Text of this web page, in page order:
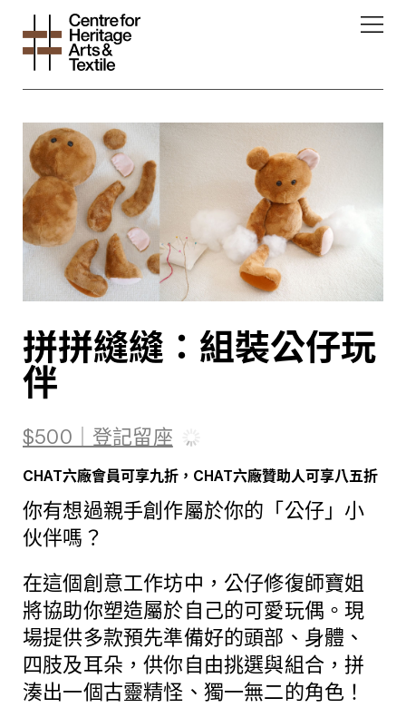
拼拼縫縫：組裝公仔玩
伴
$500｜登記留座
CHAT六廠會員可享九折，CHAT六廠贊助人可享八五折
你有想過親手創作屬於你的「公仔」小
伙伴嗎？
在這個創意工作坊中，公仔修復師寶姐
將協助你塑造屬於自己的可愛玩偶。現
場提供多款預先準備好的頭部、身體、
四肢及耳朵，供你自由挑選與組合，拼
湊出一個古靈精怪、獨一無二的角色！